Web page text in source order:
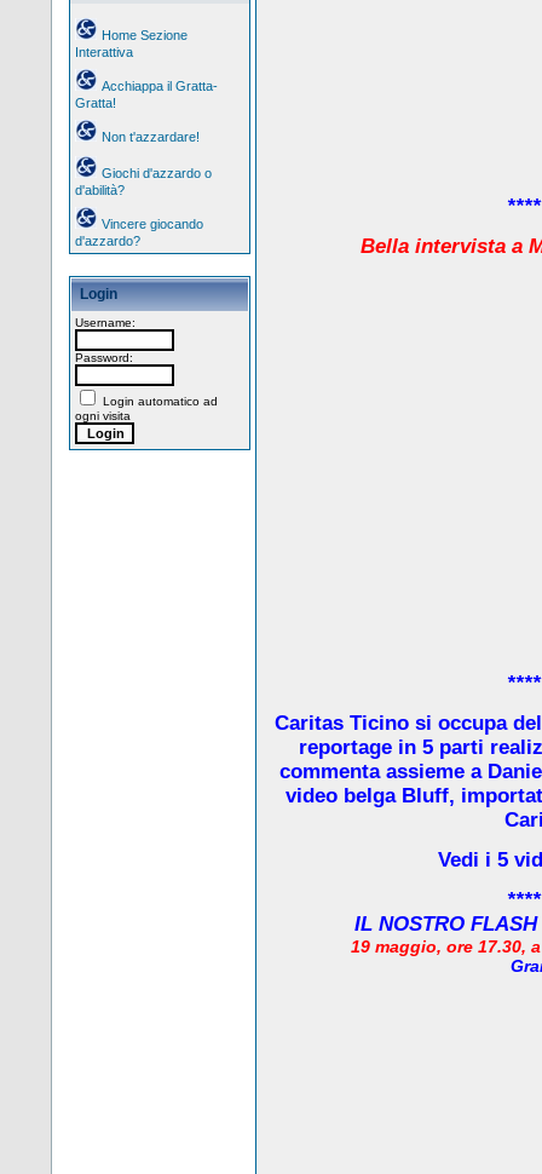
Home Sezione
Interattiva
Acchiappa il Gratta-
Gratta!
Non t'azzardare!
Giochi d'azzardo o
d'abilità?
Vincere giocando
d'azzardo?
Login
Username:
Password:
Login automatico ad
ogni visita
Bella intervista a
Caritas Ticino si occupa
reportage in 5 parti
commenta assieme a
video belga Bluff,
Vedi i 5
IL NOSTRO
19 maggio, ore 17.30,